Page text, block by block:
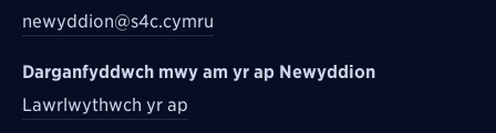
newyddion@s4c.cymru
Darganfyddwch mwy am yr ap Newyddion
Lawrlwythwch yr ap